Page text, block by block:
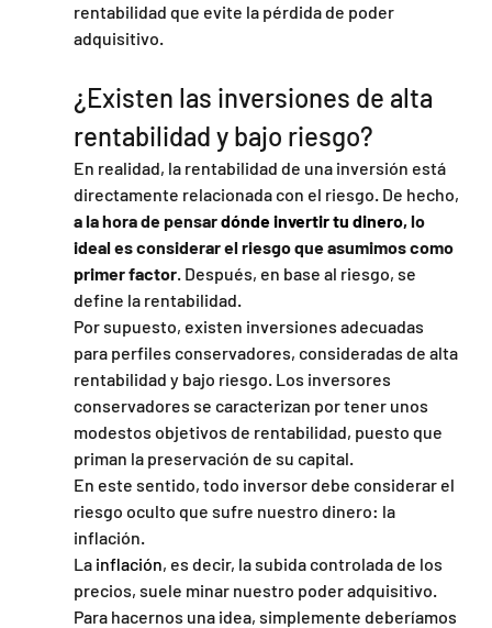
rentabilidad que evite la pérdida de poder
adquisitivo.
¿Existen las inversiones de alta
rentabilidad y bajo riesgo?
En realidad, la rentabilidad de una inversión está
directamente relacionada con el riesgo. De hecho,
a la hora de pensar dónde invertir tu dinero, lo
ideal es considerar el riesgo que asumimos como
primer factor. Después, en base al riesgo, se
define la rentabilidad.
Por supuesto, existen inversiones adecuadas
para perfiles conservadores, consideradas de alta
rentabilidad y bajo riesgo. Los inversores
conservadores se caracterizan por tener unos
modestos objetivos de rentabilidad, puesto que
priman la preservación de su capital.
En este sentido, todo inversor debe considerar el
riesgo oculto que sufre nuestro dinero: la
inflación.
La inflación, es decir, la subida controlada de los
precios, suele minar nuestro poder adquisitivo.
Para hacernos una idea, simplemente deberíamos